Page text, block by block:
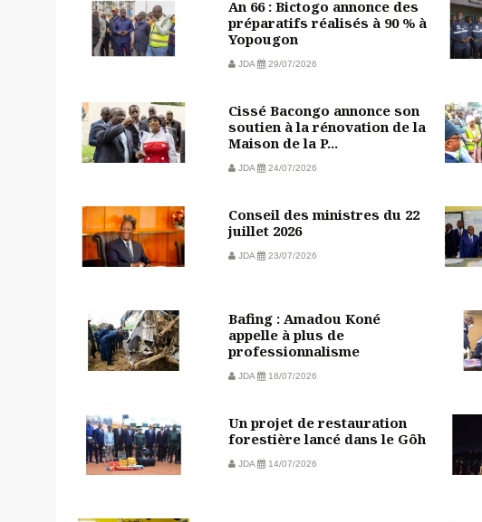
An 66 : Bictogo annonce des
préparatifs réalisés à 90 % à
Yopougon
JDA 29/07/2026
Cissé Bacongo annonce son
soutien à la rénovation de la
Maison de la P...
JDA 24/07/2026
Conseil des ministres du 22
juillet 2026
JDA 23/07/2026
Bafing : Amadou Koné
appelle à plus de
professionnalisme
JDA 18/07/2026
Un projet de restauration
forestière lancé dans le Gôh
JDA 14/07/2026